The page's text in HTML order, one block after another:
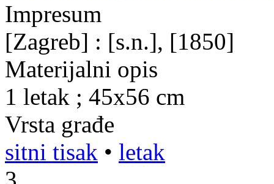
Impresum
[Zagreb] : [s.n.], [1850]
Materijalni opis
1 letak ; 45x56 cm
Vrsta građe
sitni tisak • letak